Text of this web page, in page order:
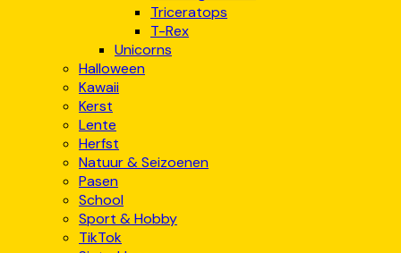
Triceratops
T-Rex
Unicorns
Halloween
Kawaii
Kerst
Lente
Herfst
Natuur & Seizoenen
Pasen
School
Sport & Hobby
TikTok